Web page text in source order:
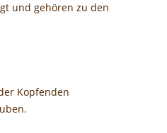
und gehören zu den
Kopfenden